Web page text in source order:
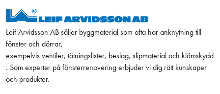
Leif Arvidsson AB säljer byggmaterial som ofta har anknytning till
fönster och dörrar,
exempelvis ventiler, tätningslister, beslag, slipmaterial och klämskydd
. Som experter på fönsterrenovering erbjuder vi dig rätt kunskaper
och produkter.